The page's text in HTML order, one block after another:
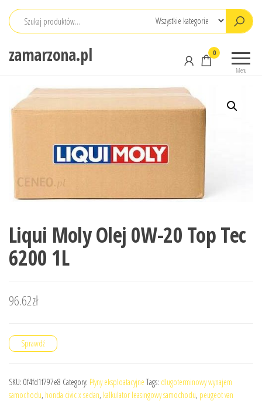
Przejdź
zamarzona.pl
Menu
0
Liqui Moly Olej 0W-20 Top Tec
6200 1L
96.62zł
Sprawdź
SKU: 0f4fd1f797e8 Category: Płyny eksploatacyjne Tags: dlugoterminowy wynajem
samochodu, honda civic x sedan, kalkulator leasingowy samochodu, peugeot van